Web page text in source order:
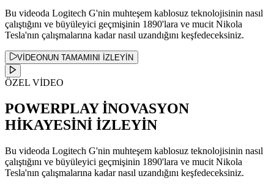
Bu videoda Logitech G'nin muhteşem kablosuz teknolojisinin nasıl
çalıştığını ve büyüleyici geçmişinin 1890'lara ve mucit Nikola
Tesla'nın çalışmalarına kadar nasıl uzandığını keşfedeceksiniz.
VİDEONUN TAMAMINI İZLEYİN
ÖZEL VİDEO
POWERPLAY İNOVASYON
HİKAYESİNİ İZLEYİN
Bu videoda Logitech G'nin muhteşem kablosuz teknolojisinin nasıl
çalıştığını ve büyüleyici geçmişinin 1890'lara ve mucit Nikola
Tesla'nın çalışmalarına kadar nasıl uzandığını keşfedeceksiniz.